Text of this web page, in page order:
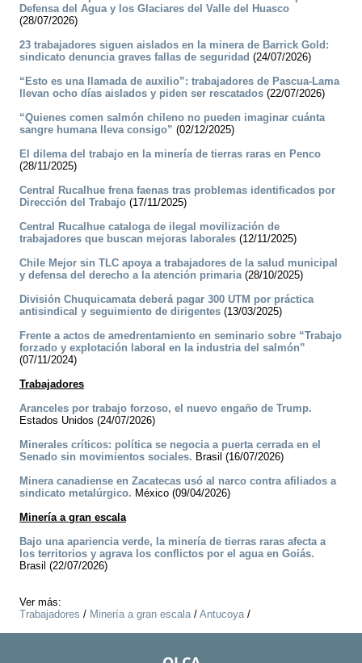
Defensa del Agua y los Glaciares del Valle del Huasco
(28/07/2026)
23 trabajadores siguen aislados en la minera de Barrick Gold:
sindicato denuncia graves fallas de seguridad (24/07/2026)
“Esto es una llamada de auxilio”: trabajadores de Pascua-Lama
llevan ocho días aislados y piden ser rescatados (22/07/2026)
“Quienes comen salmón chileno no pueden imaginar cuánta
sangre humana lleva consigo” (02/12/2025)
El dilema del trabajo en la minería de tierras raras en Penco
(28/11/2025)
Central Rucalhue frena faenas tras problemas identificados por
Dirección del Trabajo (17/11/2025)
Central Rucalhue cataloga de ilegal movilización de
trabajadores que buscan mejoras laborales (12/11/2025)
Chile Mejor sin TLC apoya a trabajadores de la salud municipal
y defensa del derecho a la atención primaria(28/10/2025)
División Chuquicamata deberá pagar 300 UTM por práctica
antisindical y seguimiento de dirigentes (13/03/2025)
Frente a actos de amedrentamiento en seminario sobre “Trabajo
forzado y explotación laboral en la industria del salmón”
(07/11/2024)
Trabajadores
Aranceles por trabajo forzoso, el nuevo engaño de Trump.
Estados Unidos (24/07/2026)
Minerales críticos: política se negocia a puerta cerrada en el
Senado sin movimientos sociales. Brasil (16/07/2026)
Minera canadiense en Zacatecas usó al narco contra afiliados a
sindicato metalúrgico. México (09/04/2026)
Minería a gran escala
Bajo una apariencia verde, la minería de tierras raras afecta a
los territorios y agrava los conflictos por el agua en Goiás.
Brasil (22/07/2026)
Ver más:
Trabajadores / Minería a gran escala/ Antucoya/